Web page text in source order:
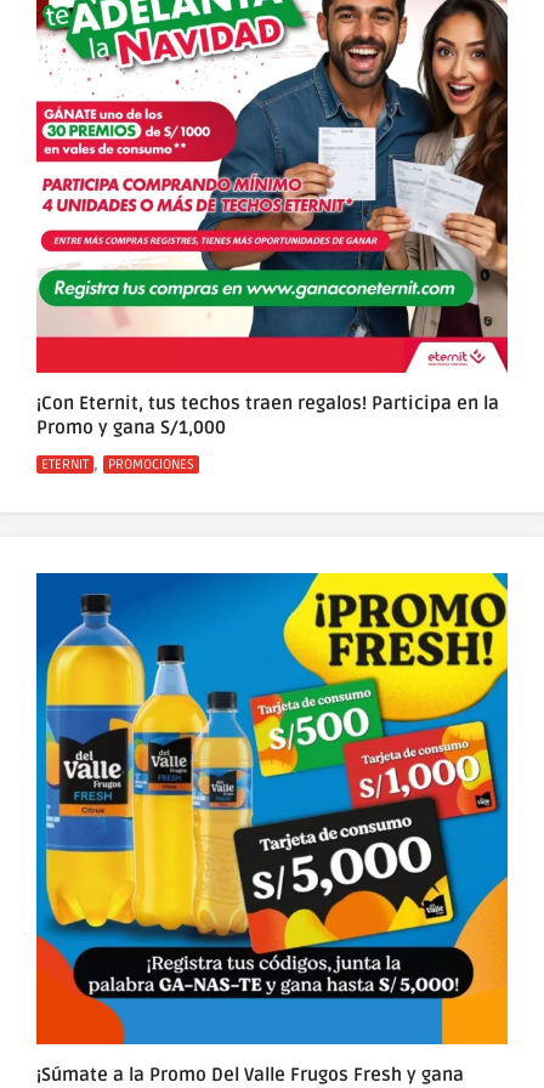
¡Con Eternit, tus techos traen regalos! Participa en la
Promo y gana S/1,000
Categorías
ETERNIT , PROMOCIONES
¡Súmate a la Promo Del Valle Frugos Fresh y gana